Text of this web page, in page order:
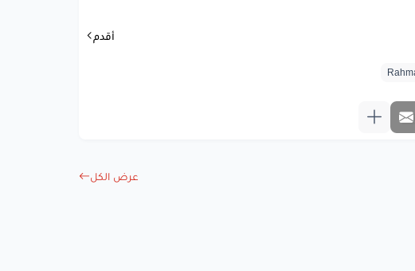
كترت
فرحة
أقدم
عرض الكل